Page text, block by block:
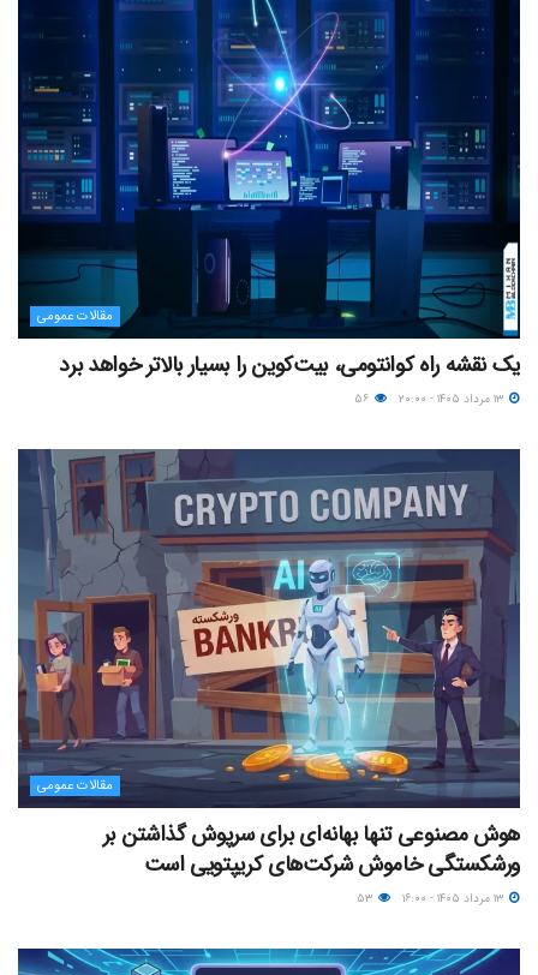
مقالات عمومی
یک نقشه راه کوانتومی، بیت‌کوین را بسیار بالاتر خواهد برد
مقالات عمومی
هوش مصنوعی تنها بهانه‌ای برای سرپوش گذاشتن بر
ورشکستگی خاموش شرکت‌های کریپتویی است